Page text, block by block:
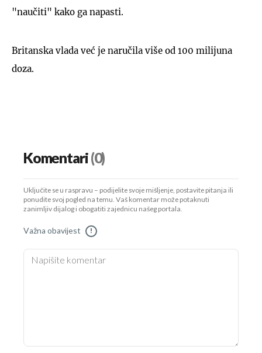
"naučiti" kako ga napasti.
Britanska vlada već je naručila više od 100 milijuna
doza.
Komentari(0)
Uključite se u raspravu – podijelite svoje mišljenje, postavite pitanja ili
ponudite svoj pogled na temu. Vaš komentar može potaknuti
zanimljiv dijalog i obogatiti zajednicu našeg portala.
Važna obavijest !